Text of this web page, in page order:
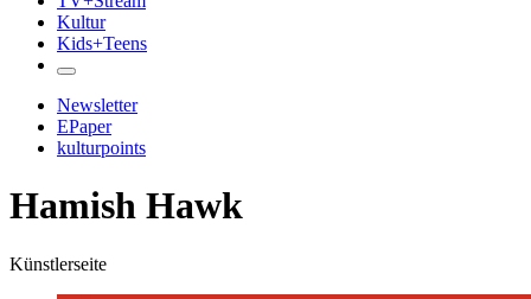
Kultur
Kids+Teens
Newsletter
EPaper
kulturpoints
Hamish Hawk
Künstlerseite